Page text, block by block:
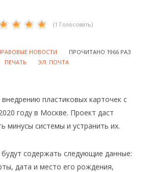
(1 Голосовать)
НОВОСТИ
ПРОЧИТАНО 1966 РАЗ
ПЕЧАТЬ
ЭЛ. ПОЧТА
пластиковых карточек с
году в Москве. Проект даст
минусы системы и устранить их.
содержать следующие данные:
дата и место его рождения,